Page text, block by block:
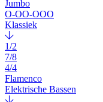
Jumbo
O-OO-OOO
Klassiek
1/2
7/8
4/4
Flamenco
Elektrische Bassen